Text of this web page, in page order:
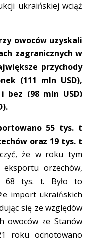
ukraińskiej wciąż
owoców uzyskali
zagranicznych w
przychody
(111 mln USD),
bez (98 mln USD)
55 tys. t
oraz 19 tys. t
że w roku tym
eksportu orzechów,
68 tys. t. Było to
import ukraińskich
się ze względów
owoców ze Stanów
roku odnotowano